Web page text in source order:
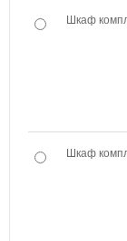
Шкаф
Шкаф